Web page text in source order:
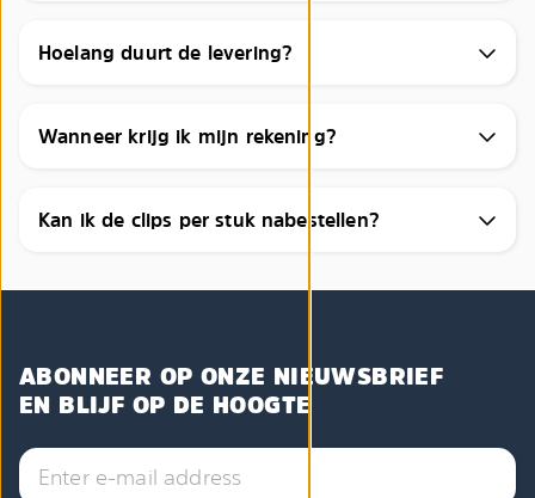
Hoelang duurt de levering?
Wanneer krijg ik mijn rekening?
Kan ik de clips per stuk nabestellen?
ABONNEER OP ONZE NIEUWSBRIEF
EN BLIJF OP DE HOOGTE